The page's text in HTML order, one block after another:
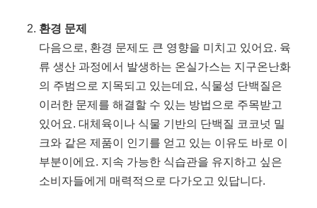
환경 문제
다음으로, 환경 문제도 큰 영향을 미치고 있어요. 육
류 생산 과정에서 발생하는 온실가스는 지구온난화
의 주범으로 지목되고 있는데요, 식물성 단백질은
이러한 문제를 해결할 수 있는 방법으로 주목받고
있어요. 대체육이나 식물 기반의 단백질 코코넛 밀
크와 같은 제품이 인기를 얻고 있는 이유도 바로 이
부분이에요. 지속 가능한 식습관을 유지하고 싶은
소비자들에게 매력적으로 다가오고 있답니다.